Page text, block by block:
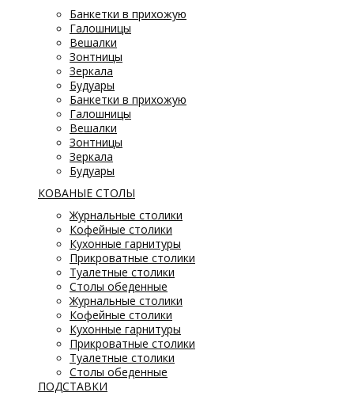
Банкетки в прихожую
Галошницы
Вешалки
Зонтницы
Зеркала
Будуары
Банкетки в прихожую
Галошницы
Вешалки
Зонтницы
Зеркала
Будуары
КОВАНЫЕ СТОЛЫ
Журнальные столики
Кофейные столики
Кухонные гарнитуры
Прикроватные столики
Туалетные столики
Столы обеденные
Журнальные столики
Кофейные столики
Кухонные гарнитуры
Прикроватные столики
Туалетные столики
Столы обеденные
ПОДСТАВКИ